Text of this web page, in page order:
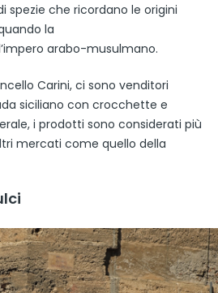
spezie che ricordano le origini
la
arabo-musulmano.
Carini, ci sono venditori
siciliano con crocchette e
i prodotti sono considerati più
mercati come quello della